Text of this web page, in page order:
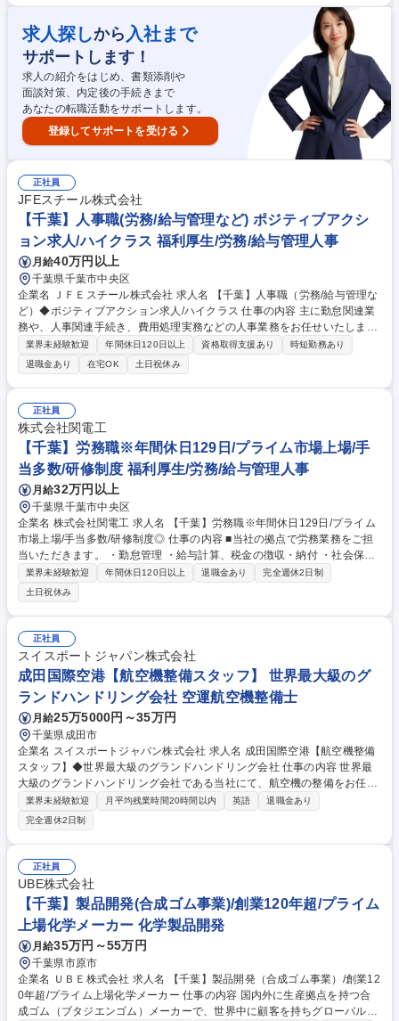
開発 他 [魅力/やりがい] 固定電話の交換機開発の時代から、携帯電話の登
場・ 発展を支えてきた長年のノウハウと信頼により、当社でなくては出来
ない 案件が多数ございます。 募集職種 2027年4月1日入社/第二新卒【SE/
PG】5か月+7か月の手厚い研修＆OJT有り
求人探しから 入社まで
サポートします！
求人の紹介をはじめ、書類添削や
面談対策、内定後の手続きまで
あなたの転職活動をサポートします。
登録してサポートを受ける
正社員
JFEスチール株式会社
【千葉】人事職(労務/給与管理など) ポジティブアクシ
ョン求人/ハイクラス 福利厚生/労務/給与管理人事
月給40万円以上
千葉県千葉市中央区
企業名 ＪＦＥスチール株式会社 求人名 【千葉】人事職（労務/給与管理な
ど）◆ポジティブアクション求人/ハイクラス 仕事の内容 主に勤怠関連業
務や、人事関連手続き、費用処理実務などの人事業務をお任せいたしま
す。 【業務例】 ・社員の勤怠チェック(COMPANY)、費用処理(経費精算
システム使用) ・社員問い合わせ対応(会社制度、勤怠 IP 等) ・入社2年目4
年目対象の研修業務 ・キャリア採用業務(所属への書類選考依頼/入社初日
受け入れ対応等) 募集職種 【千葉】人事職（労務/給与管理など）◆ポジテ
ィブアクション求人/ハイクラス
業界未経験歓迎 年間休日120日以上 資格取得支援あり
時短勤務あり
退職金あり
在宅OK 土日祝休み
正社員
株式会社関電工
【千葉】労務職※年間休日129日/プライム市場上場/手
当多数/研修制度 福利厚生/労務/給与管理人事
月給32万円以上
千葉県千葉市中央区
企業名 株式会社関電工 求人名 【千葉】労務職※年間休日129日/プライム
市場上場/手当多数/研修制度◎ 仕事の内容 ■当社の拠点で労務業務をご担
当いただきます。 ・勤怠管理 ・給与計算、税金の徴収・納付 ・社会保険
の手続き ・健康管理 ・福利厚生手続き：生命保険、厚生施設申込、作業
着の貸与 など ・拠点採用：高校新卒採用、中途採用（拠点毎に採用枠あ
り） ・教育：人材育成部門からの研修募集対応、拠点内での育成計画 ※
ご経験等を考慮して担当業務を決めさせていただきます。 募集職種 【千
葉】労務職※年間休日129日/プライム市場上場/手当多数/研修制度◎
業界未経験歓迎 年間休日120日以上 退職金あり
完全週休2日制
土日祝休み
正社員
スイスポートジャパン株式会社
成田国際空港【航空機整備スタッフ】 世界最大級のグ
ランドハンドリング会社 空運航空機整備士
月給25万5000円～35万円
千葉県成田市
企業名 スイスポートジャパン株式会社 求人名 成田国際空港【航空機整備
スタッフ】◆世界最大級のグランドハンドリング会社 仕事の内容 世界最
大級のグランドハンドリング会社である当社にて、航空機の整備をお任せ
します。整備士として、航空機のリリースやスイスポートジャパンの新し
いビジネスラインに関われる、魅力あるポジションです。 【具体的には】
・整備支援業務 ・航空機出発前点検 ・ヘッドセット作業（到着、出発の
際、コックピットと航空機の動作確認を実施） ・顧客の標準手順に従い、
顧客の航空機をリリース業務 ・顧客の航空会社に航空機整備と技術サポー
トを提供 ・必要に応じて、スイスポート内の他部門のサポート ・標準作
業手順と品質規準に従ったサービスを実行 ・その他付随する業務 募集職
種 成田国際空港【航空機整備スタッフ】◆世界最大級のグランドハンドリ
ング会社
業界未経験歓迎 月平均残業時間20時間以内 英語
退職金あり
完全週休2日制
正社員
UBE株式会社
【千葉】製品開発(合成ゴム事業)/創業120年超/プライム
上場化学メーカー 化学製品開発
月給35万円～55万円
千葉県市原市
企業名 ＵＢＥ株式会社 求人名 【千葉】製品開発（合成ゴム事業）/創業12
0年超/プライム上場化学メーカー 仕事の内容 国内外に生産拠点を持つ合
成ゴム（ブタジエンゴム）メーカーで、世界中に顧客を持ちグローバルに